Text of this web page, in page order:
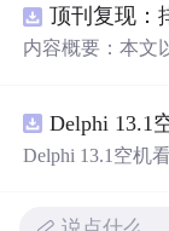
arning算法在线
数，从而实现对
的综合优化。通
著优势，充分展
域的可行性和应用潜力。; 适合人群：
础、强化学习基
人员。; 使用场景及目标：①用于水下机器人、无人潜航器
效果图、
及原创授权声明
内容概要：本文
的一体化高性能
平拓扑在开关损
开关频率，显
Delphi 13.1
Delphi 13.1空机